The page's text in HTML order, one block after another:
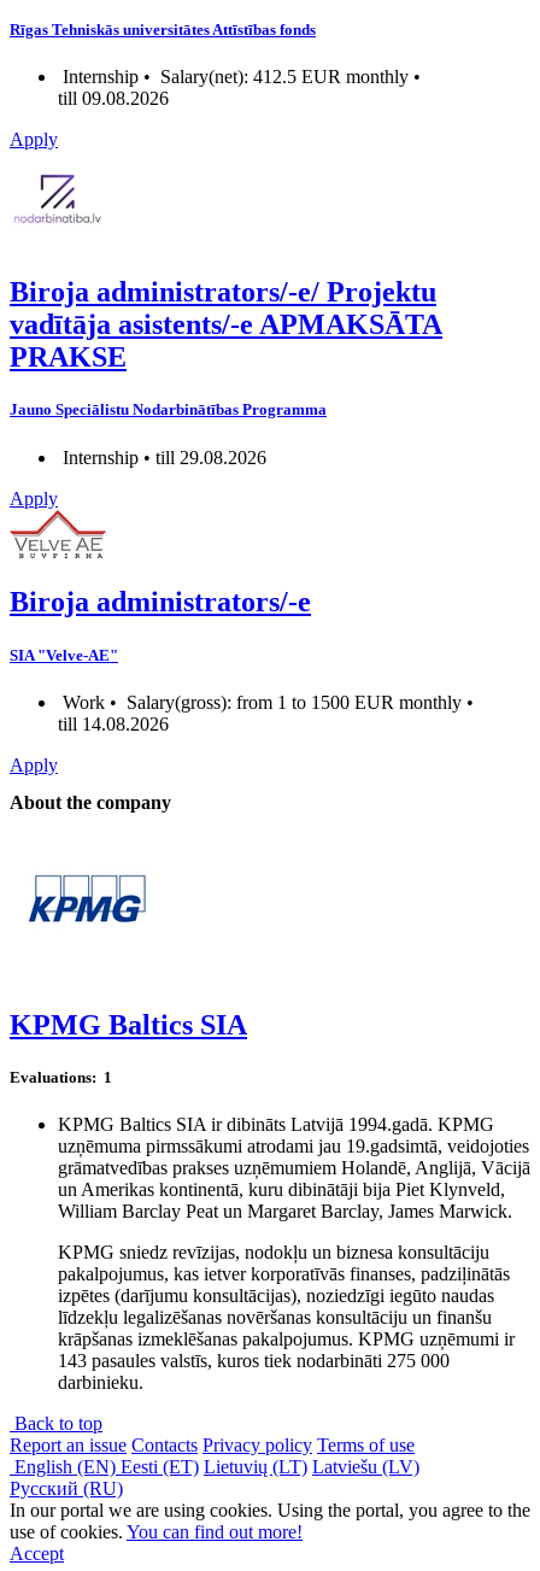
Rīgas Tehniskās universitātes Attīstības fonds
Internship • Salary(net): 412.5 EUR monthly •
till 09.08.2026
Apply
Biroja administrators/-e/ Projektu
vadītāja asistents/-e APMAKSĀTA
PRAKSE
Jauno Speciālistu Nodarbinātības Programma
Internship • till 29.08.2026
Apply
Biroja administrators/-e
SIA "Velve-AE"
Work • Salary(gross): from 1 to 1500 EUR monthly •
till 14.08.2026
Apply
About the company
KPMG Baltics SIA
Evaluations: 1
KPMG Baltics SIA ir dibināts Latvijā 1994.gadā. KPMG
uzņēmuma pirmssākumi atrodami jau 19.gadsimtā, veidojoties
grāmatvedības prakses uzņēmumiem Holandē, Anglijā, Vācijā
un Amerikas kontinentā, kuru dibinātāji bija Piet Klynveld,
William Barclay Peat un Margaret Barclay, James Marwick.
KPMG sniedz revīzijas, nodokļu un biznesa konsultāciju
pakalpojumus, kas ietver korporatīvās finanses, padziļinātās
izpētes (darījumu konsultācijas), noziedzīgi iegūto naudas
līdzekļu legalizēšanas novēršanas konsultāciju un finanšu
krāpšanas izmeklēšanas pakalpojumus. KPMG uzņēmumi ir
143 pasaules valstīs, kuros tiek nodarbināti 275 000
darbinieku.
Back to top
Report an issue Contacts Privacy policy Terms of use
English (EN) Eesti (ET) Lietuvių (LT) Latviešu (LV)
Русский (RU)
In our portal we are using cookies. Using the portal, you agree to the
use of cookies. You can find out more!
Accept